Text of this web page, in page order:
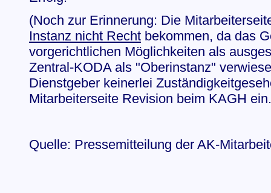
(Noch zur Erinnerung: Die
Instanz nicht Recht bekommen, da das
vorgerichtlichen Möglichkeiten als
Zentral-KODA als "Oberinstanz"
Dienstgeber keinerlei
Mitarbeiterseite Revision beim KAGH
Quelle: Pressemitteilung der AK-